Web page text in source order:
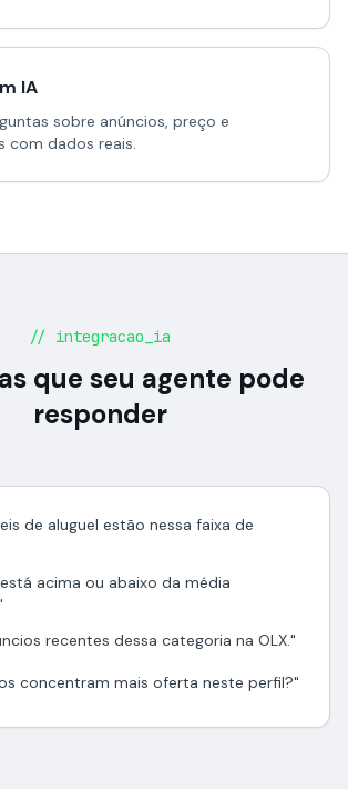
IA
sobre anúncios, preço e
com dados reais.
// integracao_ia
que seu agente pode
responder
de aluguel estão nessa faixa de
acima ou abaixo da média
recentes dessa categoria na OLX."
concentram mais oferta neste perfil?"